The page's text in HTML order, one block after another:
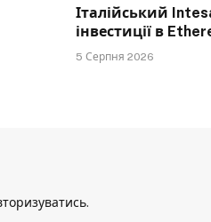
Італійський
інвестиції в
5 Серпня 2026
.